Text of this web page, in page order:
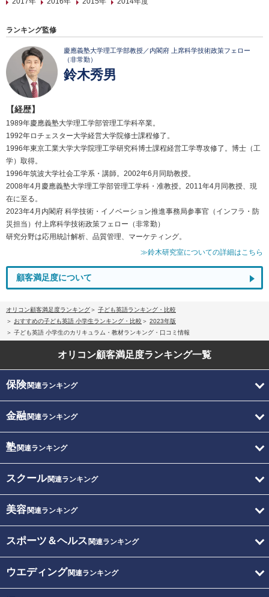
ランキング監修
慶應義塾大学理工学部教授／内閣府 上席科学技術政策フェロー
（非常勤）
鈴木秀男
【経歴】
1989年慶應義塾大学理工学部管理工学科卒業。
1992年ロチェスター大学経営大学院修士課程修了。
1996年東京工業大学大学院理工学研究科博士課程経営工学専攻修了。博士（工
学）取得。
1996年筑波大学社会工学系・講師。2002年6月同助教授。
2008年4月慶應義塾大学理工学部管理工学科・准教授。2011年4月同教授、現
在に至る。
2023年4月内閣府 科学技術・イノベーション推進事務局参事官（インフラ・防
災担当）付上席科学技術政策フェロー（非常勤）
研究分野は応用統計解析、品質管理、マーケティング。
≫鈴木研究室についての詳細はこちら
顧客満足度について
オリコン顧客満足度ランキング
子ども英語ランキング・比較
おすすめの子ども英語 小学生ランキング・比較
2023年版
子ども英語 小学生のカリキュラム・教材ランキング・口コミ情報
オリコン顧客満足度ランキング一覧
保険関連ランキング
金融関連ランキング
塾関連ランキング
スクール関連ランキング
美容関連ランキング
スポーツ＆ヘルス 関連ランキング
ウエディング関連ランキング